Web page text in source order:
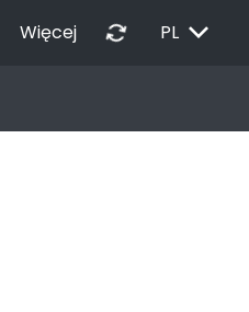
Więcej autorenew PL EXPAND_MORE